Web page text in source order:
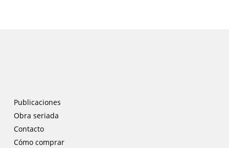
Publicaciones
Obra seriada
Contacto
Cómo comprar